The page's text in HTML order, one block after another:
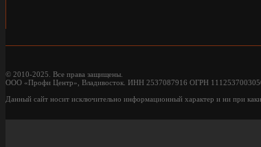
© 2010-2025. Все права защищены.
ООО «Профи Центр», Владивосток. ИНН 2537087916 ОГРН
Данный сайт носит исключительно информационный характер и ни при